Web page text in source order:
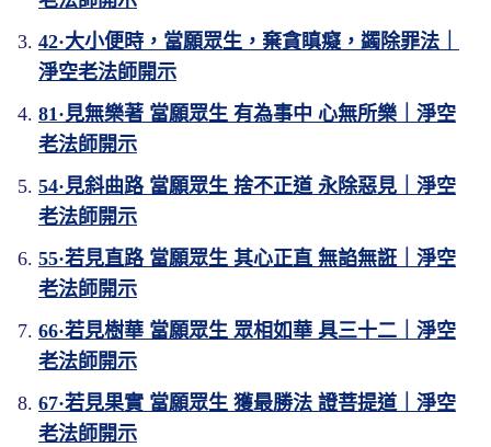
42·大小便時，當願眾生，棄貪瞋癡，蠲除罪法｜
淨空老法師開示
81·見無樂著 當願眾生 有為事中 心無所樂｜淨空
老法師開示
54·見斜曲路 當願眾生 捨不正道 永除惡見｜淨空
老法師開示
55·若見直路 當願眾生 其心正直 無諂無誑｜淨空
老法師開示
66·若見樹華 當願眾生 眾相如華 具三十二｜淨空
老法師開示
67·若見果實 當願眾生 獲最勝法 證菩提道｜淨空
老法師開示